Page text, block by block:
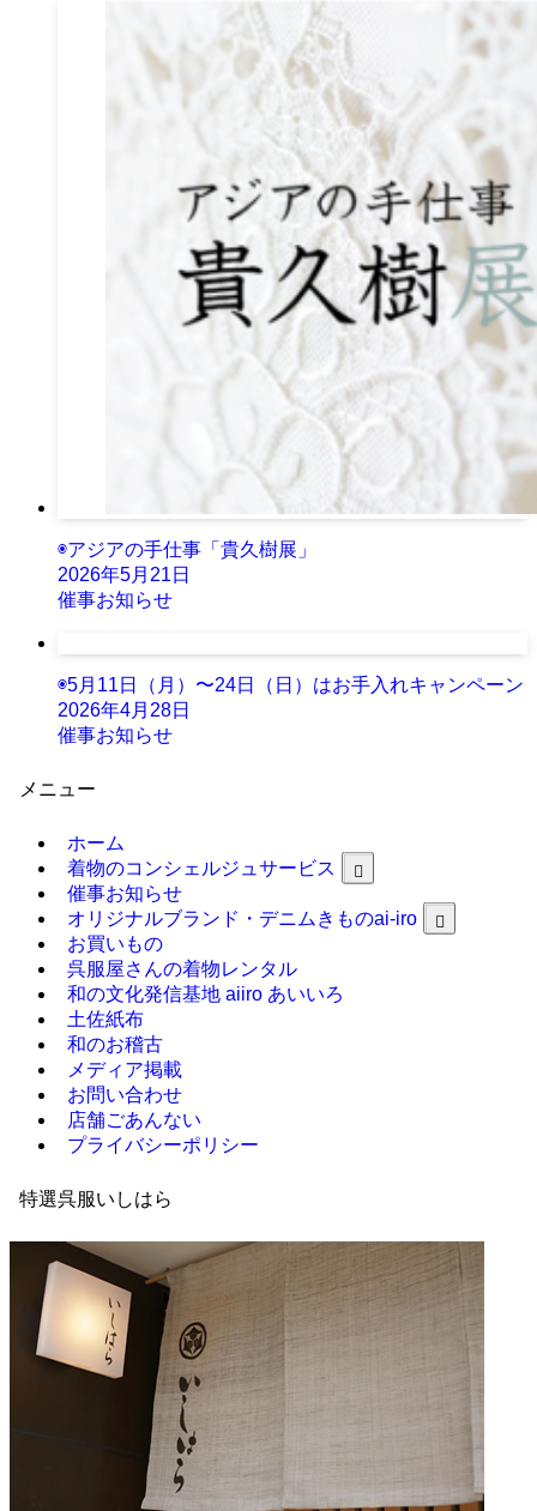
◉アジアの手仕事「貴久樹展」
2026年5月21日
催事お知らせ
◉5月11日（月）〜24日（日）はお手入れキャンペーン
2026年4月28日
催事お知らせ
メニュー
ホーム
着物のコンシェルジュサービス
催事お知らせ
オリジナルブランド・デニムきものai-iro
お買いもの
呉服屋さんの着物レンタル
和の文化発信基地 aiiro あいいろ
土佐紙布
和のお稽古
メディア掲載
お問い合わせ
店舗ごあんない
プライバシーポリシー
特選呉服いしはら